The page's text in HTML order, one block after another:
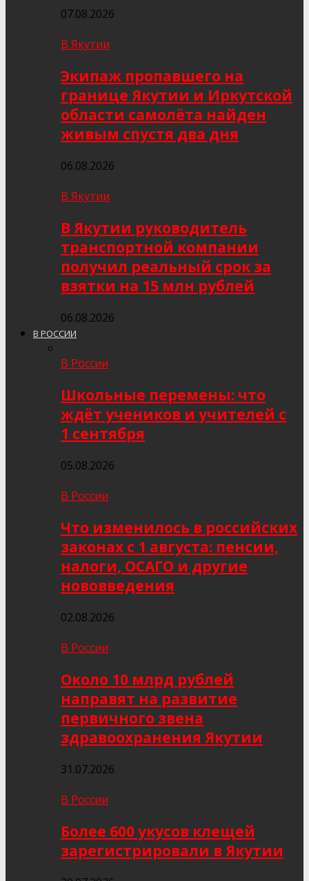
07.08.2026
В Якутии
Экипаж пропавшего на
границе Якутии и Иркутской
области самолёта найден
живым спустя два дня
06.08.2026
В Якутии
В Якутии руководитель
транспортной компании
получил реальный срок за
взятки на 15 млн рублей
06.08.2026
В РОССИИ
В России
Школьные перемены: что
ждёт учеников и учителей с
1 сентября
05.08.2026
В России
Что изменилось в российских
законах с 1 августа: пенсии,
налоги, ОСАГО и другие
нововведения
02.08.2026
В России
Около 10 млрд рублей
направят на развитие
первичного звена
здравоохранения Якутии
31.07.2026
В России
Более 600 укусов клещей
зарегистрировали в Якутии